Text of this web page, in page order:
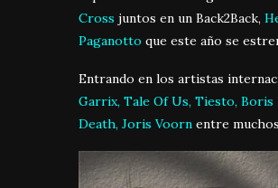
Cross juntos en un Back2Back,
Paganotto que este año se
Entrando en los artistas
Garrix, Tale Of Us, Tiesto, Boris
Death, Joris Voorn entre